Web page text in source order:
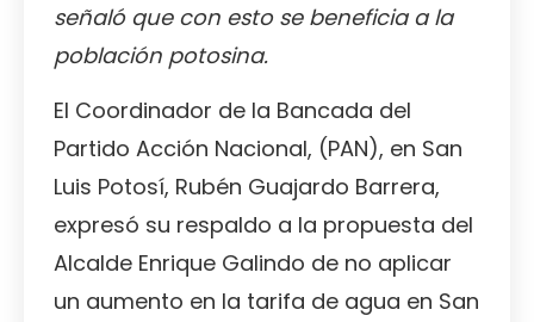
señaló que con esto se beneficia a la
población potosina.
El Coordinador de la Bancada del
Partido Acción Nacional, (PAN), en San
Luis Potosí, Rubén Guajardo Barrera,
expresó su respaldo a la propuesta del
Alcalde Enrique Galindo de no aplicar
un aumento en la tarifa de agua en San